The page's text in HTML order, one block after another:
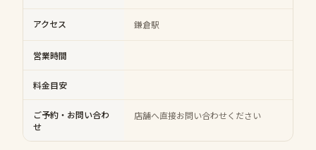
アクセス 鎌倉駅
営業時間
料金目安
ご予約・お問い合わ
せ
店舗へ直接お問い合わせください